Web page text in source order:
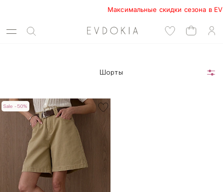
Максимальные скидки сезона в
Шорты
Sale -50%